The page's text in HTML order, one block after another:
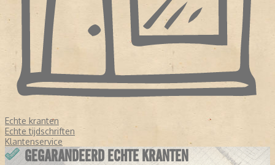
Echte kranten
Echte tijdschriften
Klantenservice
GEGARANDEERD ECHTE KRANTEN